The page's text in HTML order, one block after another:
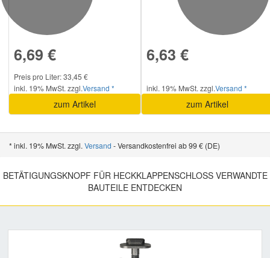
6,69 €
Preis pro Liter: 33,45 €
inkl. 19% MwSt. zzgl.Versand *
zum Artikel
6,63 €
inkl. 19% MwSt. zzgl.Versand *
zum Artikel
* inkl. 19% MwSt. zzgl. Versand - Versandkostenfrei ab 99 € (DE)
BETÄTIGUNGSKNOPF FÜR HECKKLAPPENSCHLOSS VERWANDTE
BAUTEILE ENTDECKEN